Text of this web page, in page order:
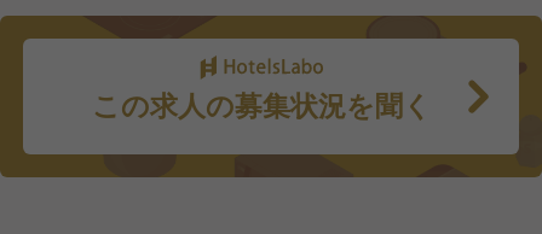
この求人の募集状況を聞く